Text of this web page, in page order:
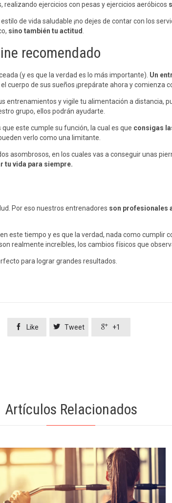
ejercicios con pesas y ejercicios aeróbicos
de vida saludable ¡no dejes de contar con los
sino también tu actitud
recomendado
(y es que la verdad es lo más importante). Un
cuerpo de sus sueños ¡prepárate ahora y comienza
entrenamientos y vigile tu alimentación a distancia,
grupo, ellos podrán ayudarte.
este cumple su función, la cual es que consigas
verlo como una limitante.
asombrosos, en los cuales vas a conseguir unas
tu vida para siempre.
Por eso nuestros entrenadores son profesionales
este tiempo y es que la verdad, nada como cumplir
realmente increíbles, los cambios físicos que
para lograr grandes resultados.
 Like  Tweet  +1
Artículos Relacionados